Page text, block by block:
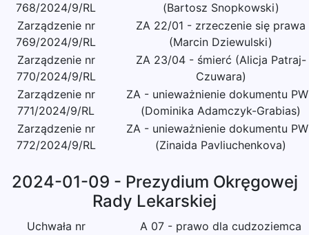
768/2024/9/RL
(Bartosz Snopkowski)
Zarządzenie nr
769/2024/9/RL
ZA 22/01 - zrzeczenie się prawa
(Marcin Dziewulski)
Zarządzenie nr
770/2024/9/RL
ZA 23/04 - śmierć (Alicja Patraj-
Czuwara)
Zarządzenie nr
771/2024/9/RL
ZA - unieważnienie dokumentu
(Dominika Adamczyk-Grabias)
Zarządzenie nr
772/2024/9/RL
ZA - unieważnienie dokumentu
(Zinaida Pavliuchenkova)
2024-01-09 - Prezydium Okręgowej
Rady Lekarskiej
Uchwała nr
A 07 - prawo dla cudzoziemca